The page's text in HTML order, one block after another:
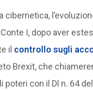
I, dopo aver
il controllo sugli
Brexit, che
con il Dl n. 64